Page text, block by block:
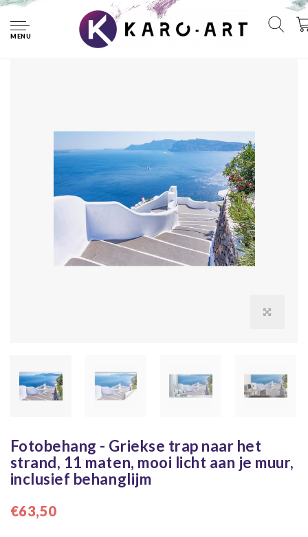
MENU
Fotobehang - Griekse trap naar het strand, 11 maten, mooi
licht aan je muur, inclusief behanglijm
Fotobehang - Griekse trap naar het
strand, 11 maten, mooi licht aan je muur,
inclusief behanglijm
€63,50